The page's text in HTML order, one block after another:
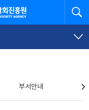
부서안내